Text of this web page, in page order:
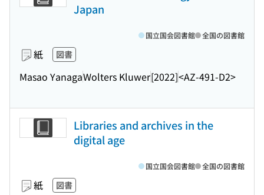
Japan
紙 図書
Masao YanagaWolters Kluwer[2022]<AZ-491-D2>
国立国会図書館 全国の図書館
Libraries and archives in the
digital age
紙 図書
国立国会図書館 全国の図書館